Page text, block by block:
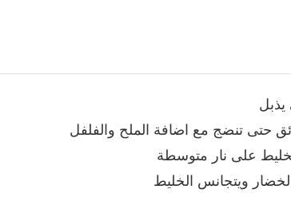
حتى تنضج مع اضافة الملح والفلفل
على نار متوسطة
ويتجانس الخليط